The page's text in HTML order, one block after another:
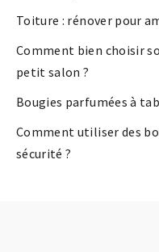
Toiture : rénover pour
Comment bien choisir
petit salon ?
Bougies parfumées à
Comment utiliser des
sécurité ?